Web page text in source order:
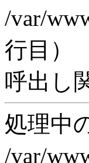
/var/
行目）
呼出し
処理中
/var/